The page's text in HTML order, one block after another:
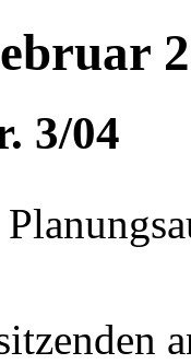
3/04